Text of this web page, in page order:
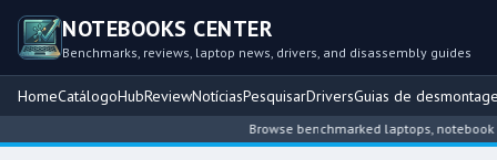
NOTEBOOKS CENTER
Benchmarks, reviews, laptop news, drivers, and disassembly guides
HomeCatálogoHubReviewNotíciasPesquisarDriversGuias de
Browse benchmarked laptops, notebook